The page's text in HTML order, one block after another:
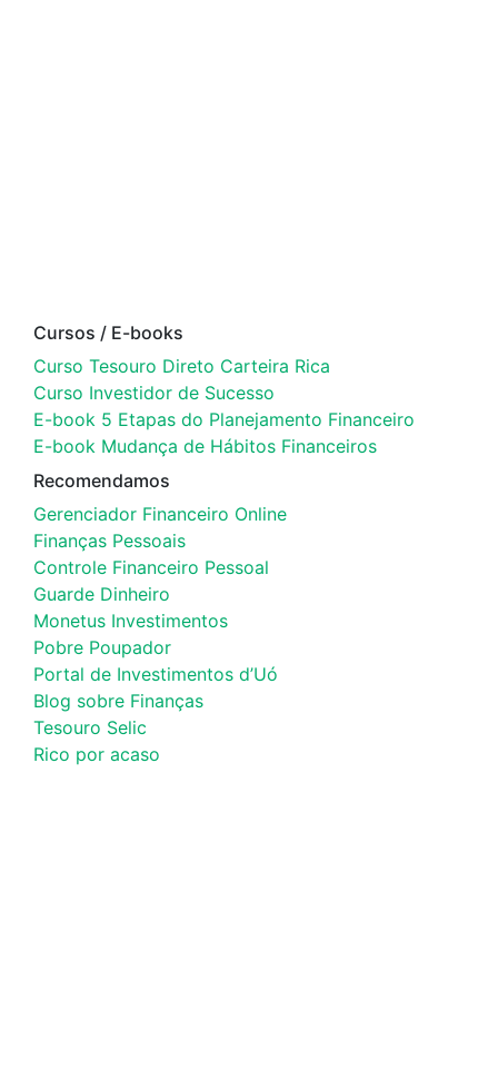
Cursos / E-books
Curso Tesouro Direto Carteira Rica
Curso Investidor de Sucesso
E-book 5 Etapas do Planejamento Financeiro
E-book Mudança de Hábitos Financeiros
Recomendamos
Gerenciador Financeiro Online
Finanças Pessoais
Controle Financeiro Pessoal
Guarde Dinheiro
Monetus Investimentos
Pobre Poupador
Portal de Investimentos d’Uó
Blog sobre Finanças
Tesouro Selic
Rico por acaso